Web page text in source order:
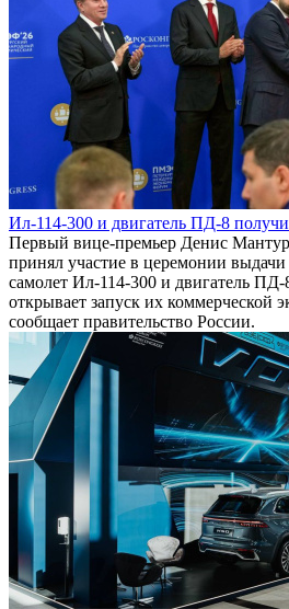
Ил-114-300 и двигатель ПД-8
Первый вице-премьер Денис
принял участие в церемонии
самолет Ил-114-300 и двигатель
открывает запуск их коммерческой
сообщает правительство России.